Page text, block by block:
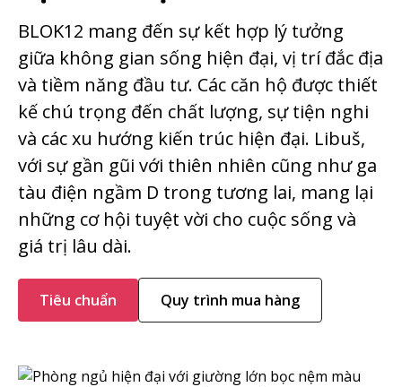
BLOK12 mang đến sự kết hợp lý tưởng
giữa không gian sống hiện đại, vị trí đắc địa
và tiềm năng đầu tư. Các căn hộ được thiết
kế chú trọng đến chất lượng, sự tiện nghi
và các xu hướng kiến trúc hiện đại. Libuš,
với sự gần gũi với thiên nhiên cũng như ga
tàu điện ngầm D trong tương lai, mang lại
những cơ hội tuyệt vời cho cuộc sống và
giá trị lâu dài.
Tiêu chuẩn Quy trình mua hàng